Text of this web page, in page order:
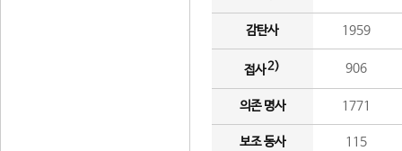
감탄사 1959
접사2) 906
의존 명사 1771
보조 동사 115